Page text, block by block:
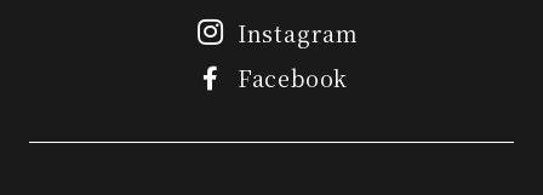
Instagram
Facebook